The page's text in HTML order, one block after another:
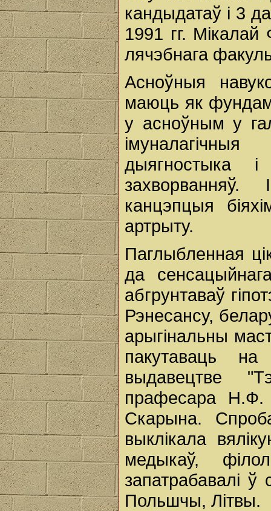
кандыдатаў і 3
1991 гг.
лячэбнага
Асноўныя
маюць як
у асноўным у
дыягностыка
захворванняў.
канцэпцыя
артрыту.
Паглыбленная
да
абгрунтаваў
Рэнесансу,
арыгінальны
пакутаваць
выдавецтве
прафесара
Скарына.
выклікала
медыкаў,
запатрабавалі
Польшчы, Літвы.